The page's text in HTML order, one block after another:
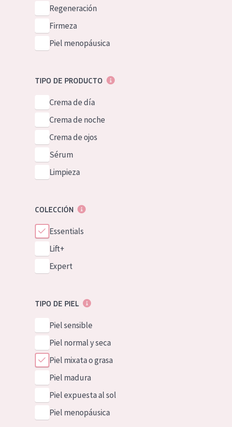
German
Spanish
Greek
Regeneración
Firmeza
Piel menopáusica
TIPO DE PRODUCTO
Crema de día
Crema de noche
Crema de ojos
Sérum
Limpieza
COLECCIÓN
Essentials
Lift+
Expert
TIPO DE PIEL
Piel sensible
Piel normal y seca
Piel mixata o grasa
Piel madura
Piel expuesta al sol
Piel menopáusica